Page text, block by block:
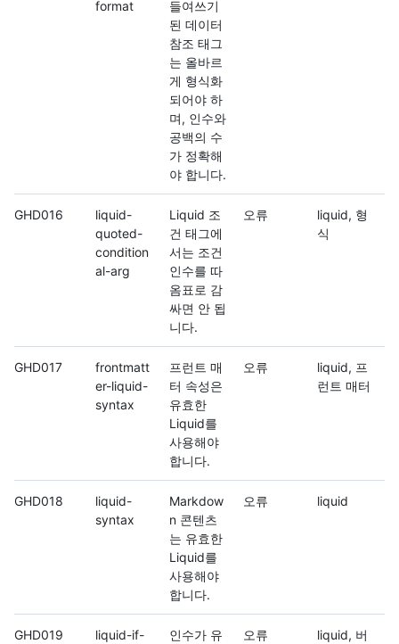
format
들여쓰기
된 데이터
참조 태그
는 올바르
게 형식화
되어야 하
며, 인수와
공백의 수
가 정확해
야 합니다.
GHD016
liquid-
quoted-
condition
al-arg
Liquid 조
건 태그에
서는 조건
인수를 따
옴표로 감
싸면 안 됩
니다.
오류
liquid, 형
식
GHD017
frontmatt
er-liquid-
syntax
프런트 매
터 속성은
유효한
Liquid를
사용해야
합니다.
오류
liquid, 프
런트 매터
GHD018
liquid-
syntax
Markdow
n 콘텐츠
는 유효한
Liquid를
사용해야
합니다.
오류 liquid
GHD019
liquid-if-
인수가 유
오류
liquid, 버